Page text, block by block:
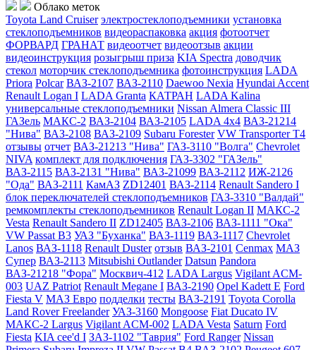
Облако меток
Toyota Land Cruiser электростеклоподъемники установка
стеклоподъемников видеораспаковка акция фотоотчет
ФОРВАРД ГРАНАТ видеоотчет видеоотзыв акции
видеоинструкция розыгрыш приза KIA Spectra доводчик
стекол моторчик стеклоподъемника фотоинструкция LADA
Priora Polcar ВАЗ-2107 ВАЗ-2110 Daewoo Nexia Hyundai Accent
Renault Logan I LADA Granta КАТРАН LADA Kalina
универсальные стеклоподъемники Nissan Almera Classic III
ГАЗель МАКС-2 ВАЗ-2104 ВАЗ-2105 LADA 4x4 ВАЗ-21214
"Нива" ВАЗ-2108 ВАЗ-2109 Subaru Forester VW Transporter T4
отзывы отчет ВАЗ-21213 "Нива" ГАЗ-3110 "Волга" Chevrolet
NIVA комплект для подключения ГАЗ-3302 "ГАЗель"
ВАЗ-2115 ВАЗ-2131 "Нива" ВАЗ-21099 ВАЗ-2112 ИЖ-2126
"Ода" ВАЗ-2111 КамАЗ ZD12401 ВАЗ-2114 Renault Sandero I
блок переключателей стеклоподъемников ГАЗ-3310 "Валдай"
ремкомплекты стеклоподъемников Renault Logan II МАКС-2
Vesta Renault Sandero II ZD12405 ВАЗ-2106 ВАЗ-1111 "Ока"
VW Passat B3 УАЗ "Буханка" ВАЗ-1119 ВАЗ-1117 Chevrolet
Lanos ВАЗ-1118 Renault Duster отзыв ВАЗ-2101 Cenmax МАЗ
Супер ВАЗ-2113 Mitsubishi Outlander Datsun Pandora
ВАЗ-21218 "Фора" Москвич-412 LADA Largus Vigilant ACM-
003 UAZ Patriot Renault Megane I ВАЗ-2190 Opel Kadett E Ford
Fiesta V МАЗ Евро подделки тесты ВАЗ-2191 Toyota Corolla
Land Rover Freelander УАЗ-3160 Mongoose Fiat Ducato IV
МАКС-2 Largus Vigilant ACM-002 LADA Vesta Saturn Ford
Fiesta KIA cee'd I ЗАЗ-1102 "Таврия" Ford Ranger Nissan